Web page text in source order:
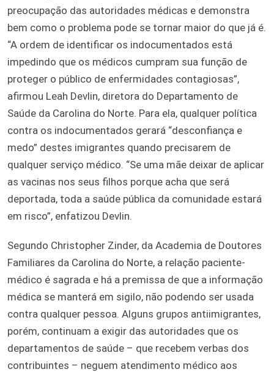
preocupação das autoridades médicas e demonstra
bem como o problema pode se tornar maior do que já é.
“A ordem de identificar os indocumentados está
impedindo que os médicos cumpram sua função de
proteger o público de enfermidades contagiosas”,
afirmou Leah Devlin, diretora do Departamento de
Saúde da Carolina do Norte. Para ela, qualquer política
contra os indocumentados gerará “desconfiança e
medo” destes imigrantes quando precisarem de
qualquer serviço médico. “Se uma mãe deixar de aplicar
as vacinas nos seus filhos porque acha que será
deportada, toda a saúde pública da comunidade estará
em risco”, enfatizou Devlin.
Segundo Christopher Zinder, da Academia de Doutores
Familiares da Carolina do Norte, a relação paciente-
médico é sagrada e há a premissa de que a informação
médica se manterá em sigilo, não podendo ser usada
contra qualquer pessoa. Alguns grupos antiimigrantes,
porém, continuam a exigir das autoridades que os
departamentos de saúde – que recebem verbas dos
contribuintes – neguem atendimento médico aos